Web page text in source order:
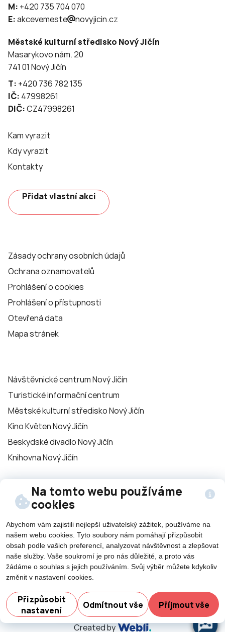
Na tomto webu používáme
cookies
Abychom vám zajistili nejlepší uživatelský zážitek, používáme na
našem webu cookies. Tyto soubory nám pomáhají přizpůsobit
obsah podle vašich preferencí, analyzovat návštěvnost a zlepšovat
naše služby. Vaše soukromí je pro nás důležité, a proto vás
žádáme o souhlas s jejich používáním. Svůj výběr můžete kdykoliv
změnit v nastavení cookies.
Přizpůsobit
nastavení
Odmítnout vše Příjmout vše
M: +420 735 704 070
E:akcevemeste novyjicin.cz
Městské kulturní středisko Nový Jičín
Masarykovo nám. 20
741 01 Nový Jičín
T: +420 736 782 135
IČ: 47998261
DIČ:CZ47998261
Kam vyrazit
Kdy vyrazit
Kontakty
Přidat vlastní akci
Zásady ochrany osobních údajů
Ochrana oznamovatelů
Prohlášení o cookies
Prohlášení o přístupnosti
Otevřená data
Mapa stránek
Návštěvnické centrum Nový Jičín
Turistické informační centrum
Městské kulturní středisko Nový Jičín
Kino Květen Nový Jičín
Beskydské divadlo Nový Jičín
Knihovna Nový Jičín
Sledujte nás na
sítích
jeho části je umožněn pouze se souhlasem města Nový
Jičín.
Created by
asistentaChettyho.